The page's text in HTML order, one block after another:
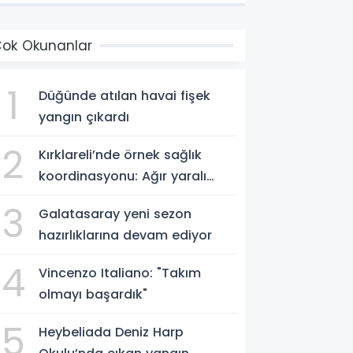
Okunanlar
1
Düğünde atılan havai fişek
yangın çıkardı
2
Kırklareli’nde örnek sağlık
koordinasyonu: Ağır yaralı
Ankara’ya sevk edildi
3
Galatasaray yeni sezon
hazırlıklarına devam ediyor
4
Vincenzo Italiano: "Takım
olmayı başardık"
5
Heybeliada Deniz Harp